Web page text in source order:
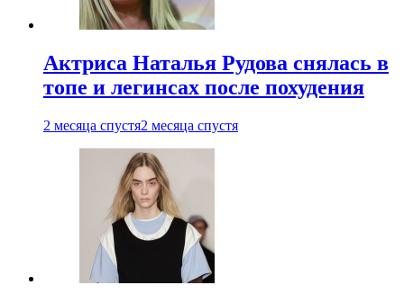
Актриса Наталья Рудова снялась в
топе и легинсах после похудения
2 месяца спустя2 месяца спустя